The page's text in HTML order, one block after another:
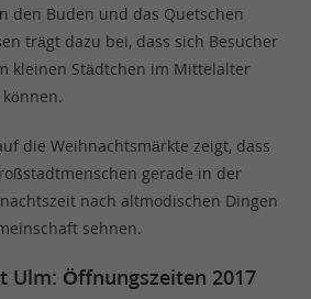
den Buden und das Quetschen
trägt dazu bei, dass sich Besucher
kleinen Städtchen im Mittelalter
die Weihnachtsmärkte zeigt, dass
gerade in der
nach altmodischen Dingen
sehnen.
Ulm: Öffnungszeiten 2017